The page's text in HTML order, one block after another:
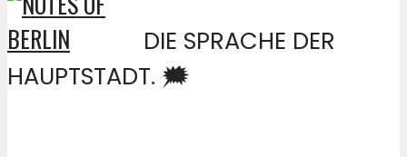
DIE SPRACHE DER
HAUPTSTADT. 🗯️